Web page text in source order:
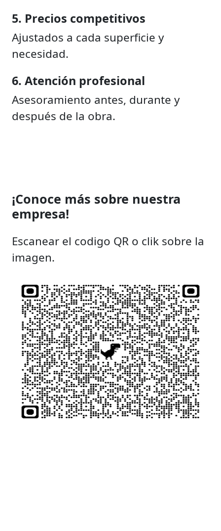
5. Precios competitivos
Ajustados a cada superficie y
necesidad.
6. Atención profesional
Asesoramiento antes, durante y
después de la obra.
¡Conoce más sobre nuestra
empresa!
Escanear el codigo QR o clik sobre la
imagen.